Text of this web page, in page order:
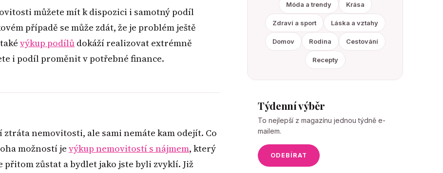
můžete mít k dispozici i samotný podíl
případě se může zdát, že je problém ještě
výkup podílů dokáží realizovat extrémně
i podíl proměnit v potřebné finance.
nemovitosti, ale sami nemáte kam odejít. Co
možností je výkup nemovitostí s nájmem, který
zůstat a bydlet jako jste byli zvyklí. Již
Móda a trendy Krása
Zdravi a sport Láska a vztahy
Domov Rodina Cestování
Recepty
Týdenní výběr
To nejlepší z magazínu jednou týdně e-
mailem.
ODEBÍRAT